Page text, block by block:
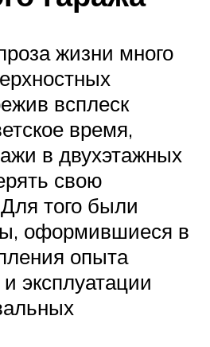
жизни много
всплеск
время,
в двухэтажных
свою
того были
оформившиеся в
опыта
эксплуатации